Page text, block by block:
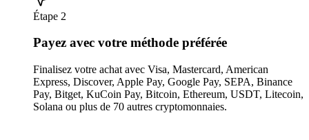
Étape 2
Payez avec votre méthode préférée
Finalisez votre achat avec Visa, Mastercard, American
Express, Discover, Apple Pay, Google Pay, SEPA, Binance
Pay, Bitget, KuCoin Pay, Bitcoin, Ethereum, USDT, Litecoin,
Solana ou plus de 70 autres cryptomonnaies.